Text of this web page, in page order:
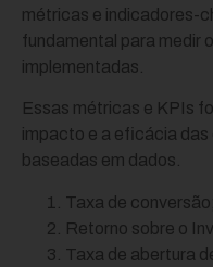
métricas e indicadores-
fundamental para medir
implementadas.
Essas métricas e KPIs
impacto e a eficácia
baseadas em dados.
Taxa de conversão;
Retorno sobre o
Taxa de abertura